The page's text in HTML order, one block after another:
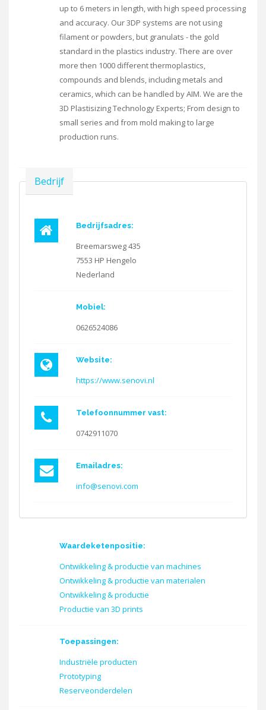
up to 6 meters in length, with high speed processing
and accuracy. Our 3DP systems are not using
filament or powders, but granulats - the gold
standard in the plastics industry. There are over
more then 1000 different thermoplastics,
compounds and blends, including metals and
ceramics, which can be handled by AIM. We are the
3D Plastisizing Technology Experts; From design to
small series and from mold making to large
production runs.
Verbergen
Bedrijf
Bedrijfsadres:
Breemarsweg 435
7553 HP Hengelo
Nederland
Mobiel:
0626524086
Website:
https://www.senovi.nl
Telefoonnummer vast:
0742911070
Emailadres:
info@senovi.com
Waardeketenpositie:
Ontwikkeling & productie van machines
Ontwikkeling & productie van materialen
Ontwikkeling & productie
Productie van 3D prints
Toepassingen:
Industriële producten
Prototyping
Reserveonderdelen